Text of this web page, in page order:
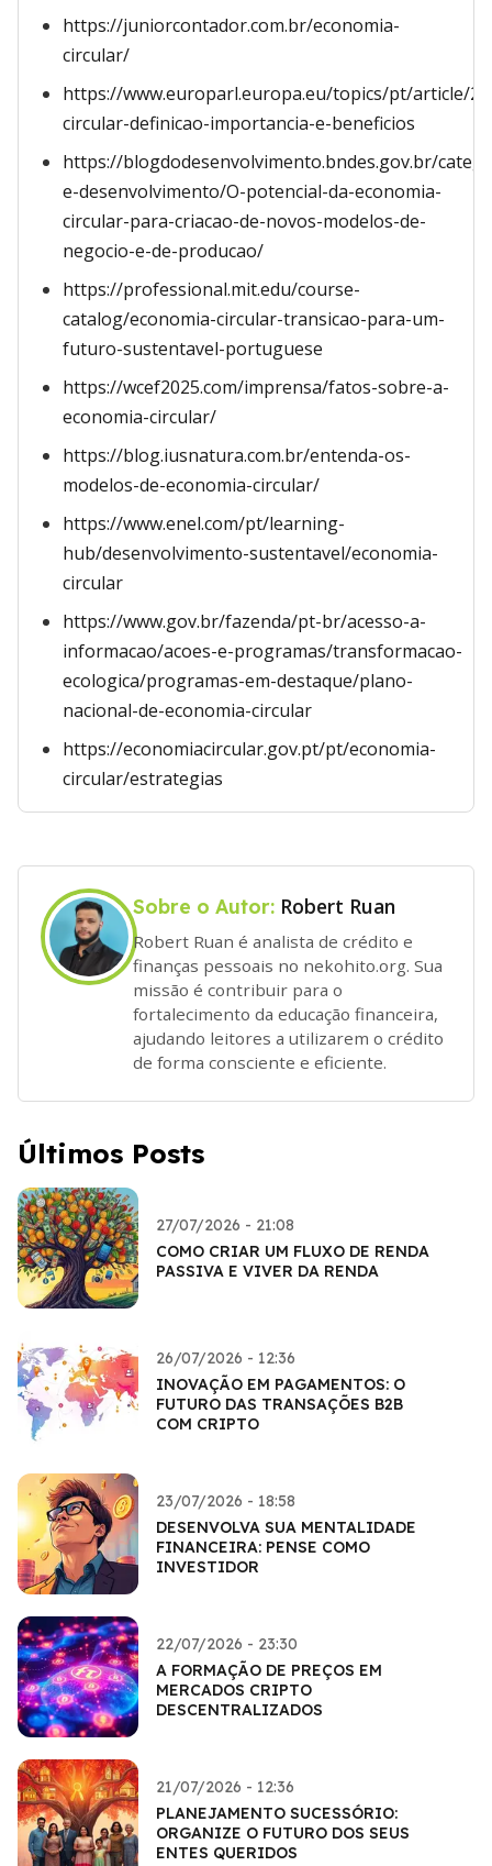
https://juniorcontador.com.br/economia-
circular/
https://www.europarl.europa.eu/topics/pt/article/
circular-definicao-importancia-e-beneficios
https://blogdodesenvolvimento.bndes.gov.br/
e-desenvolvimento/O-potencial-da-economia-
circular-para-criacao-de-novos-modelos-de-
negocio-e-de-producao/
https://professional.mit.edu/course-
catalog/economia-circular-transicao-para-um-
futuro-sustentavel-portuguese
https://wcef2025.com/imprensa/fatos-sobre-a-
economia-circular/
https://blog.iusnatura.com.br/entenda-os-
modelos-de-economia-circular/
https://www.enel.com/pt/learning-
hub/desenvolvimento-sustentavel/economia-
circular
https://www.gov.br/fazenda/pt-br/acesso-a-
informacao/acoes-e-programas/transformacao-
ecologica/programas-em-destaque/plano-
nacional-de-economia-circular
https://economiacircular.gov.pt/pt/economia-
circular/estrategias
Sobre o Autor: Robert Ruan
Robert Ruan é analista de crédito e
finanças pessoais no nekohito.org. Sua
missão é contribuir para o
fortalecimento da educação financeira,
ajudando leitores a utilizarem o crédito
de forma consciente e eficiente.
Últimos Posts
27/07/2026 - 21:08
COMO CRIAR UM FLUXO DE RENDA
PASSIVA E VIVER DA RENDA
26/07/2026 - 12:36
INOVAÇÃO EM PAGAMENTOS: O
FUTURO DAS TRANSAÇÕES B2B
COM CRIPTO
23/07/2026 - 18:58
DESENVOLVA SUA MENTALIDADE
FINANCEIRA: PENSE COMO
INVESTIDOR
22/07/2026 - 23:30
A FORMAÇÃO DE PREÇOS EM
MERCADOS CRIPTO
DESCENTRALIZADOS
21/07/2026 - 12:36
PLANEJAMENTO SUCESSÓRIO:
ORGANIZE O FUTURO DOS SEUS
ENTES QUERIDOS